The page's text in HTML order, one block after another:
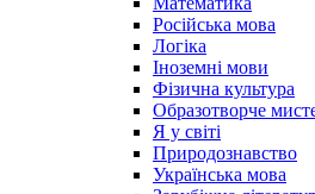
Російська мова
Логіка
Іноземні мови
Фізична культура
Образотворче
Я у світі
Природознавство
Українська мова